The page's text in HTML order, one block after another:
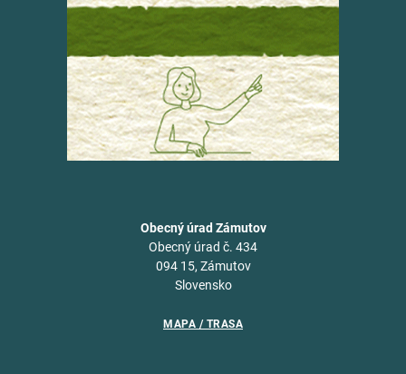
Obecný úrad Zámutov
Obecný úrad č. 434
094 15, Zámutov
Slovensko
MAPA / TRASA